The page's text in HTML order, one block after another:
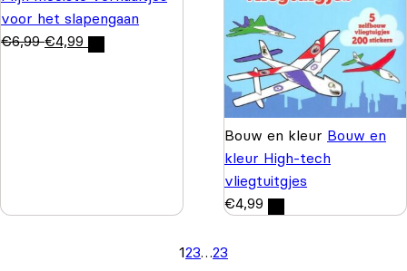
voor het slapengaan
€6,99 €4,99
Bouw en kleur Bouw en
kleur High-tech
vliegtuitgjes
€4,99
123…23